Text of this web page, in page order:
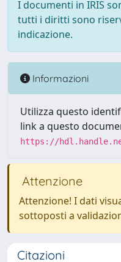
I documenti in IRIS
tutti i diritti sono
indicazione.
Informazioni
Utilizza questo
link a questo
https://
Attenzione
Attenzione! I dati
sottoposti a
Citazioni